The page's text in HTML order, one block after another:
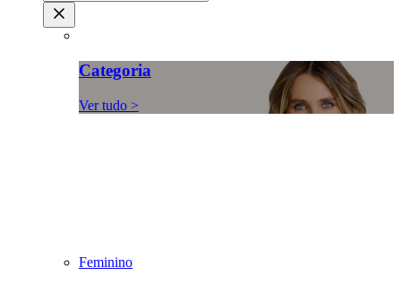
Categoria
Ver tudo >
Feminino